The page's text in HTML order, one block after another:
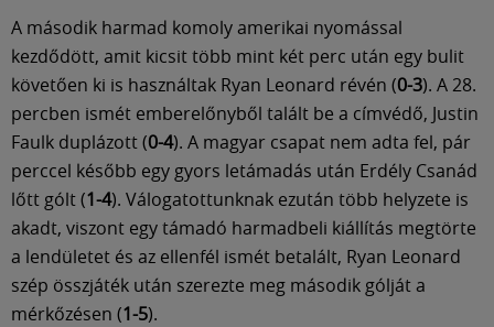
A második harmad komoly amerikai nyomással
kezdődött, amit kicsit több mint két perc után egy bulit
követően ki is használtak Ryan Leonard révén (0-3). A 28.
percben ismét emberelőnyből talált be a címvédő, Justin
Faulk duplázott (0-4). A magyar csapat nem adta fel, pár
perccel később egy gyors letámadás után Erdély Csanád
lőtt gólt (1-4). Válogatottunknak ezután több helyzete is
akadt, viszont egy támadó harmadbeli kiállítás megtörte
a lendületet és az ellenfél ismét betalált, Ryan Leonard
szép összjáték után szerezte meg második gólját a
mérkőzésen (1-5).